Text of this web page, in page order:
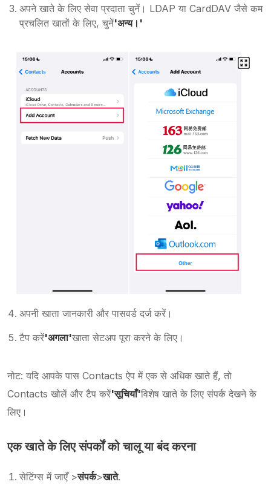
अपने खाते के लिए सेवा प्रदाता चुनें। LDAP या CardDAV जैसे कम
प्रचलित खातों के लिए, चुनें'अन्य।'
अपनी खाता जानकारी और पासवर्ड दर्ज करें।
टैप करें'अगला'खाता सेटअप पूरा करने के लिए।
नोट: यदि आपके पास Contacts ऐप में एक से अधिक खाते हैं, तो
Contacts खोलें और टैप करें'सूचियाँ'विशेष खाते के लिए संपर्क देखने के
लिए।
एक खाते के लिए संपर्कों को चालू या बंद करना
सेटिंग्स में जाएँ >संपर्क>खाते.